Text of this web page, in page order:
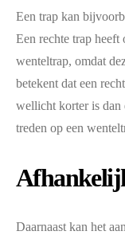
Een trap kan
Een rechte trap heeft
wenteltrap, omdat
betekent dat een
wellicht korter is dan
treden op een
Daarnaast kan het